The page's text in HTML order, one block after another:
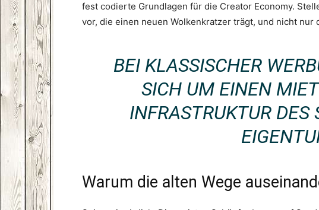
fest codierte Grundlagen für die Creator Economy.
vor, die einen neuen Wolkenkratzer trägt, und nicht nur
BEI KLASSISCHER
SICH UM EINEN
INFRASTRUKTUR DES
Warum die alten Wege